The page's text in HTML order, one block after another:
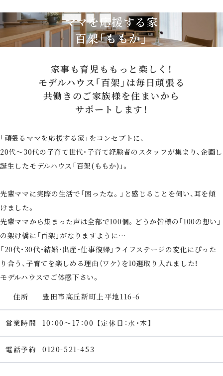
ママを応援する家
百架「ももか」
家事も育児ももっと楽しく！
モデルハウス「百架」は毎日頑張る
共働きのご家族様を住まいから
サポートします！
「頑張るママを応援する家」をコンセプトに、
20代～30代の子育て世代・子育て経験者のスタッフが集まり、企画し
誕生したモデルハウス「百架(ももか)」。
先輩ママに実際の生活で「困ったな。」と感じることを伺い、耳を傾
けました。
先輩ママから集まった声は全部で100個。どうか皆様の「100の想い」
の架け橋に「百架」がなりますように…
「20代・30代・結婚・出産・仕事復帰」ライフステージの変化にぴった
り合う、子育てを楽しめる理由（ワケ）を10選取り入れました！
モデルハウスでご体感下さい。
住所
豊田市高丘新町上平地116-6
営業時間 10：00～17：00 【定休日：水・木】
電話予約 0120-521-453